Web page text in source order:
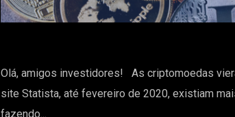
Olá, amigos investidores! As criptomoedas
site Statista, até fevereiro de 2020, existiam
fazendo...